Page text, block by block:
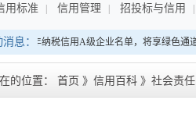
用标准
信用管理 招投标与信用
息：
续10年纳税信用A级企业名单，将享绿色通道
的位置： 首页 》 信用百科 》 社会责任